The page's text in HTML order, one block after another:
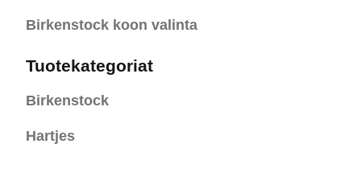
Birkenstock koon valinta
Tuotekategoriat
Birkenstock
Hartjes